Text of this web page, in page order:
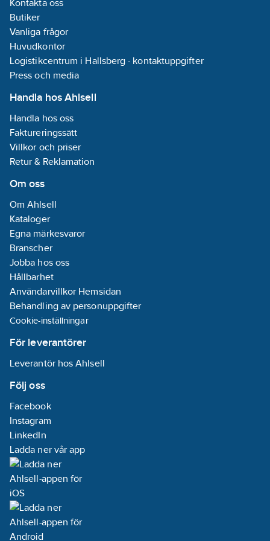
Kontakta oss
Butiker
Vanliga frågor
Huvudkontor
Logistikcentrum i Hallsberg - kontaktuppgifter
Press och media
Handla hos Ahlsell
Handla hos oss
Faktureringssätt
Villkor och priser
Retur & Reklamation
Om oss
Om Ahlsell
Kataloger
Egna märkesvaror
Branscher
Jobba hos oss
Hållbarhet
Användarvillkor Hemsidan
Behandling av personuppgifter
Cookie-inställningar
För leverantörer
Leverantör hos Ahlsell
Följ oss
Facebook
Instagram
LinkedIn
Ladda ner vår app